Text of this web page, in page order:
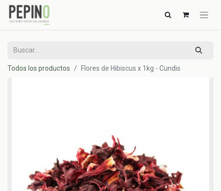
Todos los productos Flores de Hibiscus x 1kg - Cundis